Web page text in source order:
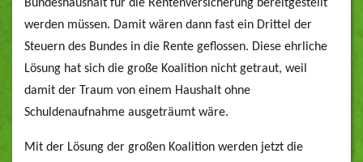
Bundeshaushalt für die Rentenversicherung bereitgestellt
werden müssen. Damit wären dann fast ein Drittel der
Steuern des Bundes in die Rente geflossen. Diese ehrliche
Lösung hat sich die große Koalition nicht getraut, weil
damit der Traum von einem Haushalt ohne
Schuldenaufnahme ausgeträumt wäre.
Mit der Lösung der großen Koalition werden jetzt die